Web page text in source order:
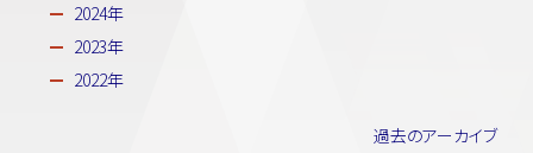
2024年
2023年
2022年
過去のアーカイブ